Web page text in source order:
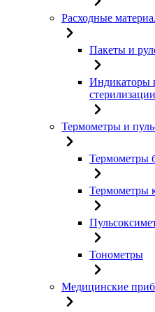
Расходные
Пакеты и
Индикаторы
стерилизации
Термометры и
Термометры
Термометры
Тонометры
Медицинские